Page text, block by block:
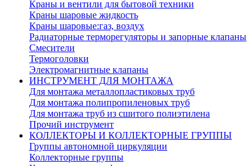
Краны и вентили для бытовой техники
Краны шаровые жидкость
Краны шаровые:газ, воздух
Радиаторные терморегуляторы и запорные клапаны
Смесители
Термоголовки
Электромагнитные клапаны
ИНСТРУМЕНТ ДЛЯ МОНТАЖА
Для монтажа металлопластиковых труб
Для монтажа полипропиленовых труб
Для монтажа труб из сшитого полиэтилена
Прочий инструмент
КОЛЛЕКТОРЫ И КОЛЛЕКТОРНЫЕ ГРУППЫ
Группы автономной циркуляции
Коллекторные группы